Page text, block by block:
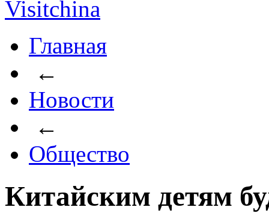
Главная
←
Новости
←
Общество
Китайским детям